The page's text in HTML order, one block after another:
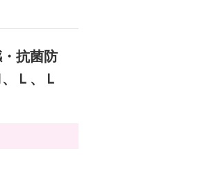
抗菌防
Ｌ、Ｌ